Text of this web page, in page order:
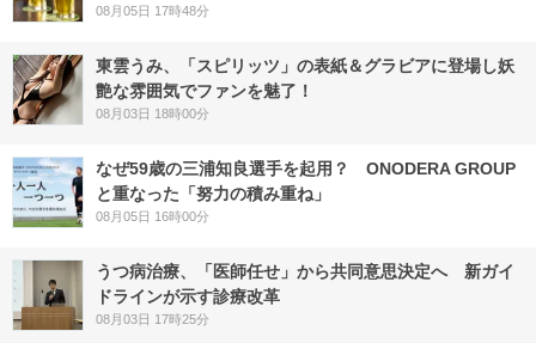
08月05日 17時48分
東雲うみ、「スピリッツ」の表紙＆グラビアに登場し妖
艶な雰囲気でファンを魅了！
08月03日 18時00分
なぜ59歳の三浦知良選手を起用？ ONODERA GROUP
と重なった「努力の積み重ね」
08月05日 16時00分
うつ病治療、「医師任せ」から共同意思決定へ 新ガイ
ドラインが示す診療改革
08月03日 17時25分